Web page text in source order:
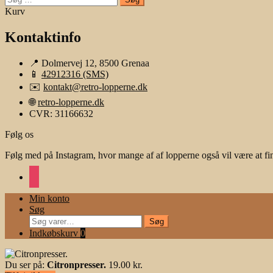
efter:
Kurv
Kontaktinfo
📍 Dolmervej 12, 8500 Grenaa
📱 42912316 (SMS)
✉️ kontakt@retro-lopperne.dk
🌐retro-lopperne.dk
CVR: 31166632
Følg os
Følg med på Instagram, hvor mange af af lopperne også vil være at
Min konto
Søg
Søg
efter:
Søg
Indkøbskurv 0
Du ser på: Citronpresser. 19.00 kr.